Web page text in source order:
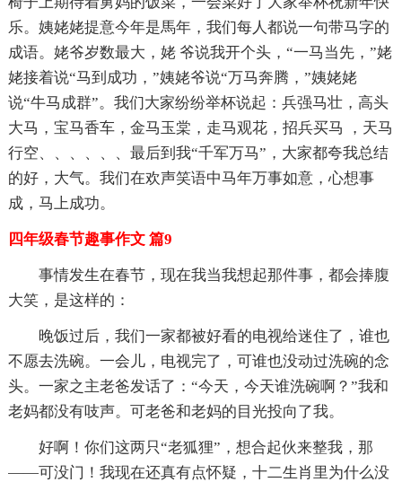
乐。姨姥姥提意今年是馬年，我们每人都说一句带马字的
成语。姥爷岁数最大，姥 爷说我开个头，“一马当先，”姥
姥接着说“马到成功，”姨姥爷说“万马奔腾，”姨姥姥
说“牛马成群”。我们大家纷纷举杯说起：兵强马壮，高头
大马，宝马香车，金马玉棠，走马观花，招兵买马 ，天马
行空、、、、、、最后到我“千军万马”，大家都夸我总结
的好，大气。我们在欢声笑语中马年万事如意，心想事
成，马上成功。
四年级春节趣事作文 篇9
事情发生在春节，现在我当我想起那件事，都会捧腹
大笑，是这样的：
晚饭过后，我们一家都被好看的电视给迷住了，谁也
不愿去洗碗。一会儿，电视完了，可谁也没动过洗碗的念
头。一家之主老爸发话了：“今天，今天谁洗碗啊？”我和
老妈都没有吱声。可老爸和老妈的目光投向了我。
好啊！你们这两只“老狐狸”，想合起伙来整我，那
――可没门！我现在还真有点怀疑，十二生肖里为什么没